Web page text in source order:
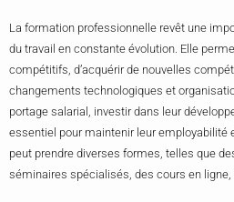
La formation professionnelle revêt une
du travail en constante évolution. Elle
compétitifs, d’acquérir de nouvelles
changements technologiques et
portage salarial, investir dans leur
essentiel pour maintenir leur employabilité
peut prendre diverses formes, telles que
séminaires spécialisés, des cours en ligne,